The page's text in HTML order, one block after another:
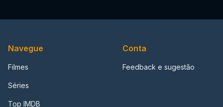
Navegue
Filmes
Séries
Top IMDB
Conta
Feedback e sugestão